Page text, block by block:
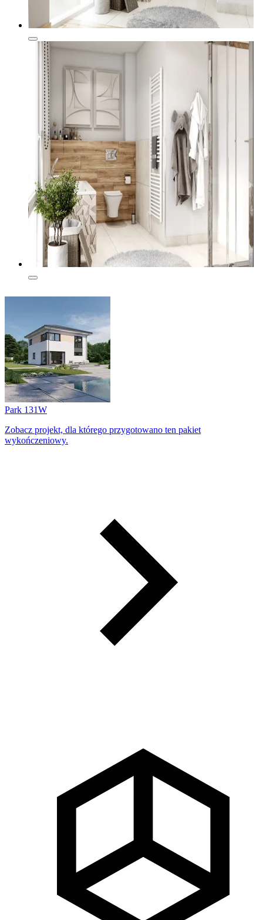
Park 131W
Zobacz projekt, dla którego przygotowano ten pakiet
wykończeniowy.